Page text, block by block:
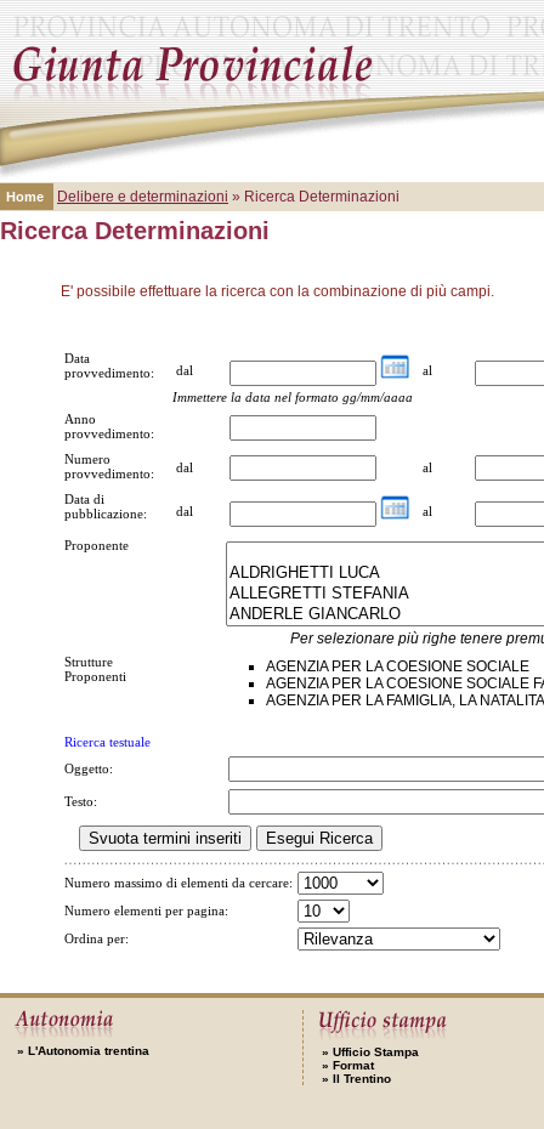
Home Delibere e determinazioni » Ricerca Determinazioni
Ricerca Determinazioni
E' possibile effettuare la ricerca con la combinazione di più campi.
Data
provvedimento:
dal
al
Immettere la data nel formato gg/mm/aaaa
Anno
provvedimento:
Numero
provvedimento:
dal al
Data di
pubblicazione:
dal al
Proponente
Per selezionare più righe tenere
Strutture
Proponenti
AGENZIA PER LA COESIONE SOCIALE
AGENZIA PER LA COESIONE SOCIALE
AGENZIA PER LA FAMIGLIA, LA
Ricerca testuale
Oggetto:
Testo:
Numero massimo di elementi da cercare:
Numero elementi per pagina:
Ordina per:
»L'Autonomia trentina » Ufficio Stampa
» Format
» Il Trentino